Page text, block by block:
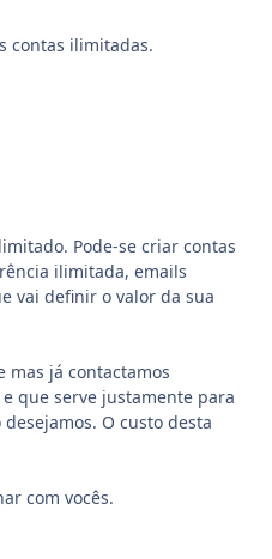
contas ilimitadas.
Pode-se criar contas
ilimitada, emails
vai definir o valor da sua
mas já contactamos
que serve justamente para
O custo desta
com vocês.